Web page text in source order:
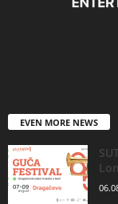
EVEN MORE NEWS